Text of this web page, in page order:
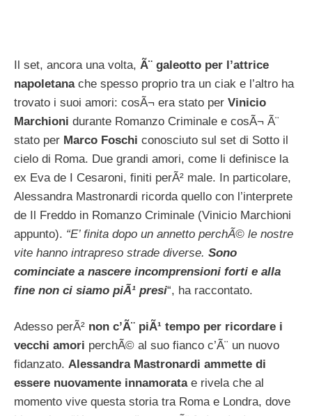
Il set, ancora una volta, Ã¨ galeotto per l’attrice
napoletanache spesso proprio tra un ciak e l’altro ha
trovato i suoi amori: cosÃ¬ era stato per Vinicio
Marchioni durante Romanzo Criminale e cosÃ¬ Ã¨
stato per Marco Foschi conosciuto sul set di Sotto il
cielo di Roma. Due grandi amori, come li definisce la
ex Eva de I Cesaroni, finiti perÃ² male. In particolare,
Alessandra Mastronardi ricorda quello con l’interprete
de Il Freddo in Romanzo Criminale (Vinicio Marchioni
appunto). “E’ finita dopo un annetto perchÃ© le nostre
vite hanno intrapreso strade diverse. Sono
cominciate a nascere incomprensioni forti e alla
fine non ci siamo piÃ¹ presi“, ha raccontato.
Adesso perÃ² non c’Ã¨ piÃ¹ tempo per ricordare i
vecchi amori perchÃ© al suo fianco c’Ã¨ un nuovo
fidanzato. Alessandra Mastronardi ammette di
essere nuovamente innamoratae rivela che al
momento vive questa storia tra Roma e Londra, dove